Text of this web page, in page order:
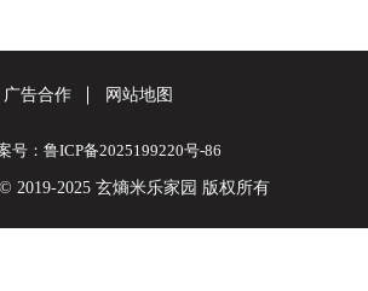
广告合作 网站地图
案号：鲁ICP备2025199220号-86
2019-2025 玄熵米乐家园 版权所有